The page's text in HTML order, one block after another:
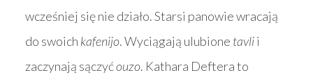
wcześniej się nie działo. Starsi panowie wracają
do swoich kafenijo. Wyciągają ulubione tavlii
zaczynają sączyćouzo. Kathara Deftera to